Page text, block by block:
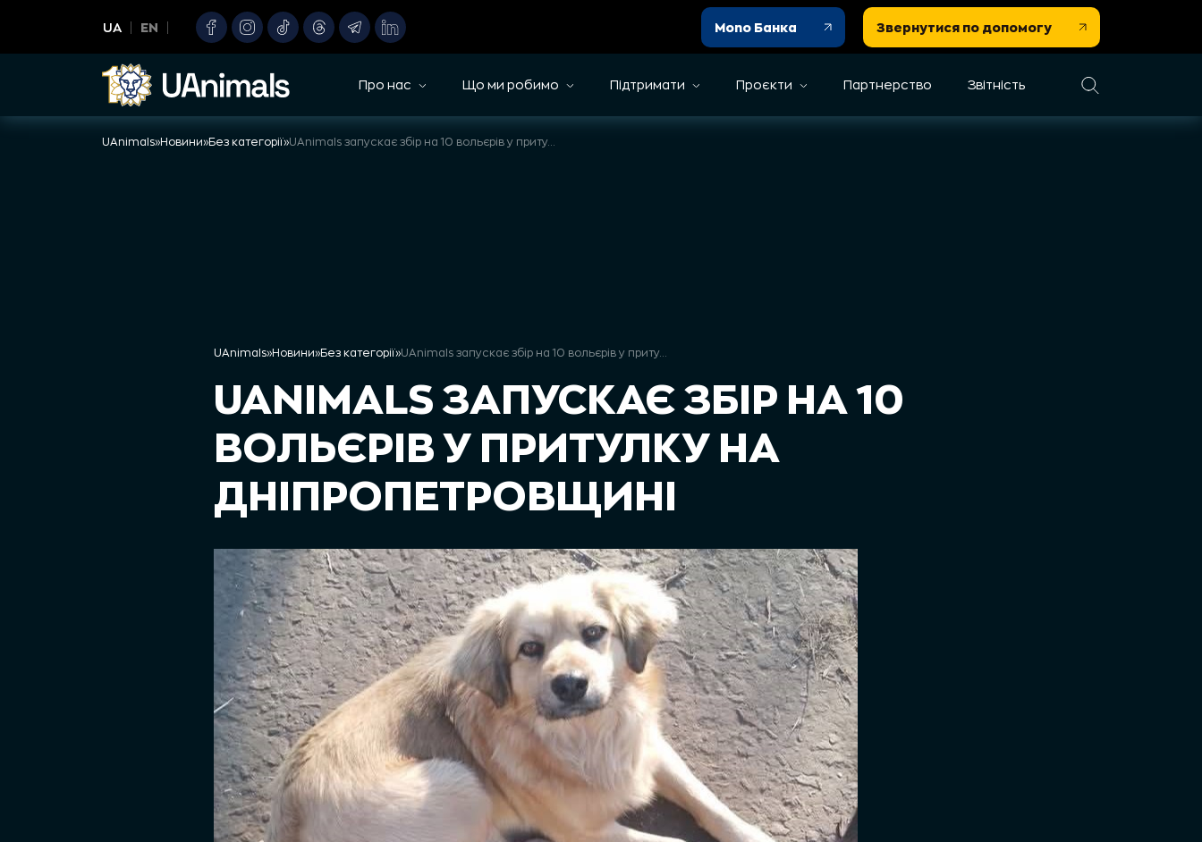
content
UA EN Mono Банка Звернутися по допомогу
Про нас Що ми робимо Підтримати Проєкти Партнерство Звітність
UAnimals»Новини»Без категорії» UAnimals запускає збір на 10 вольєрів у притулку на Дніпропетровщині
UAnimals»Новини»Без категорії» UAnimals запускає збір на 10 вольєрів у притулку на Дніпропетровщині
UANIMALS ЗАПУСКАЄ ЗБІР НА 10
ВОЛЬЄРІВ У ПРИТУЛКУ НА
ДНІПРОПЕТРОВЩИНІ